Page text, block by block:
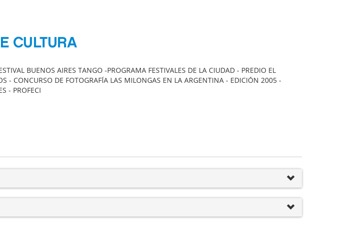
CULTURA
BUENOS AIRES TANGO -PROGRAMA FESTIVALES DE LA CIUDAD - PREDIO EL
- CONCURSO DE FOTOGRAFÍA LAS MILONGAS EN LA ARGENTINA - EDICIÓN 2005 -
- PROFECI